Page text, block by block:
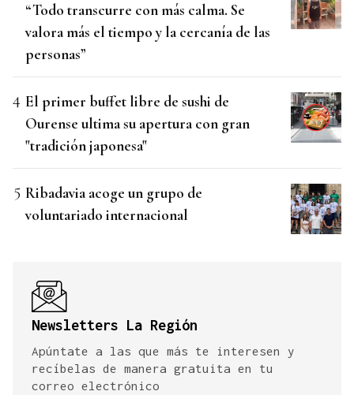
“Todo transcurre con más calma. Se
valora más el tiempo y la cercanía de las
personas”
El primer buffet libre de sushi de
Ourense ultima su apertura con gran
"tradición japonesa"
Ribadavia acoge un grupo de
voluntariado internacional
Newsletters La Región
Apúntate a las que más te interesen y
recíbelas de manera gratuita en tu
correo electrónico